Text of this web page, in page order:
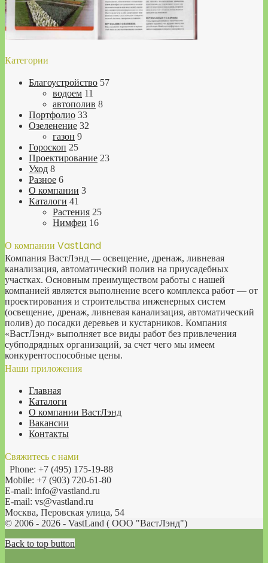
Категории
Благоустройство 57
водоем 11
автополив 8
Портфолио 33
Озеленение 32
газон 9
Гороскоп 25
Проектирование 23
Уход 8
Разное 6
О компании 3
Каталоги 41
Растения 25
Нимфеи 16
О компании VastLand
Компания ВастЛэнд — освещение, дренаж, ливневая
канализация, автоматический полив на приусадебных
участках. Основным преимуществом работы с нашей
компанией является выполнение всего комплекса работ — от
проектирования и строительства инженерных систем
(освещение, дренаж, ливневая канализация, автоматический
полив) до посадки деревьев и кустарников. Компания
«ВастЛэнд» выполняет все виды работ без привлечения
субподрядных организаций, за счет чего мы имеем
конкурентоспособные цены.
Наши приложения
Главная
Каталоги
О компании ВастЛэнд
Вакансии
Контакты
Свяжитесь с нами
Phone: +7 (495) 175-19-88
Mobile: +7 (903) 720-61-80
E-mail: info@vastland.ru
E-mail: vs@vastland.ru
Москва, Перовская улица, 54
© 2006 - 2026 - VastLand ( OOO "ВастЛэнд")
Back to top button